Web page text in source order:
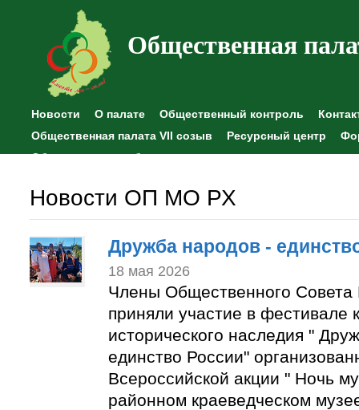
Общественная
Новости О палате Общественный контроль
Общественная палата VII созыв
Ресурсный центр
Общественные наблюдения
Новости ОП МО РХ
Дружба народов -
18 мая 2026
Члены Общественного Совета
приняли участие в фестивале
исторического наследия "
единство России"
Всероссийской акции " Ночь
районном краеведческом